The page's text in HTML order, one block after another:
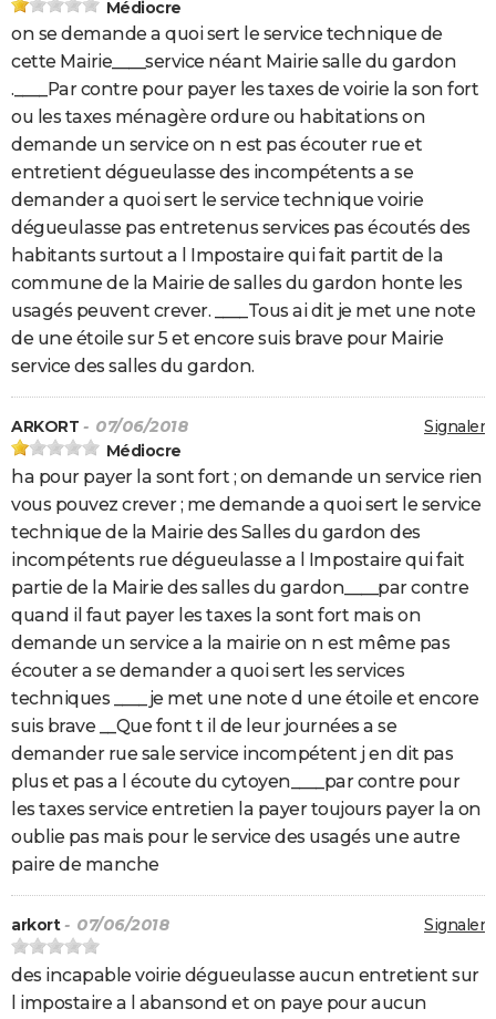
Médiocre
on se demande a quoi sert le service technique de
cette Mairie____service néant Mairie salle du gardon
.____Par contre pour payer les taxes de voirie la son fort
ou les taxes ménagère ordure ou habitations on
demande un service on n est pas écouter rue et
entretient dégueulasse des incompétents a se
demander a quoi sert le service technique voirie
dégueulasse pas entretenus services pas écoutés des
habitants surtout a l Impostaire qui fait partit de la
commune de la Mairie de salles du gardon honte les
usagés peuvent crever. ____Tous ai dit je met une note
de une étoile sur 5 et encore suis brave pour Mairie
service des salles du gardon.
Signaler
ARKORT - 07/06/2018
Médiocre
ha pour payer la sont fort ; on demande un service rien
vous pouvez crever ; me demande a quoi sert le service
technique de la Mairie des Salles du gardon des
incompétents rue dégueulasse a l Impostaire qui fait
partie de la Mairie des salles du gardon____par contre
quand il faut payer les taxes la sont fort mais on
demande un service a la mairie on n est même pas
écouter a se demander a quoi sert les services
techniques ____je met une note d une étoile et encore
suis brave __Que font t il de leur journées a se
demander rue sale service incompétent j en dit pas
plus et pas a l écoute du cytoyen____par contre pour
les taxes service entretien la payer toujours payer la on
oublie pas mais pour le service des usagés une autre
paire de manche
Signaler
arkort- 07/06/2018
des incapable voirie dégueulasse aucun entretient sur
l impostaire a l abansond et on paye pour aucun